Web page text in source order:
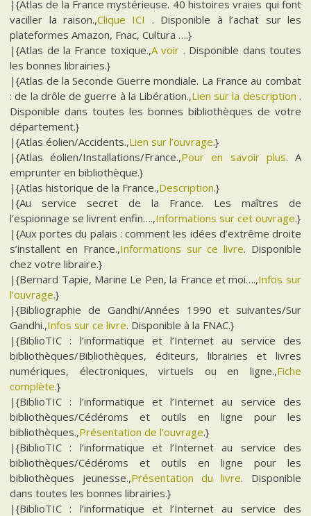
|{Atlas de la France mystérieuse. 40 histoires vraies qui font
vaciller la raison.,Clique ICI . Disponible à l’achat sur les
plateformes Amazon, Fnac, Cultura ….}
|{Atlas de la France toxique.,A voir . Disponible dans toutes
les bonnes librairies.}
|{Atlas de la Seconde Guerre mondiale. La France au combat
: de la drôle de guerre à la Libération.,Lien sur la description .
Disponible dans toutes les bonnes bibliothèques de votre
département.}
|{Atlas éolien/Accidents.,Lien sur l’ouvrage.}
|{Atlas éolien/Installations/France.,Pour en savoir plus. A
emprunter en bibliothèque.}
|{Atlas historique de la France.,Description.}
|{Au service secret de la France. Les maîtres de
l’espionnage se livrent enfin….,Informations sur cet ouvrage.}
|{Aux portes du palais : comment les idées d’extrême droite
s’installent en France.,Informations sur ce livre. Disponible
chez votre libraire.}
|{Bernard Tapie, Marine Le Pen, la France et moi….,Infos sur
l’ouvrage.}
|{Bibliographie de Gandhi/Années 1990 et suivantes/Sur
Gandhi.,Infos sur ce livre. Disponible à la FNAC.}
|{BiblioTIC : l’informatique et l’Internet au service des
bibliothèques/Bibliothèques, éditeurs, librairies et livres
numériques, électroniques, virtuels ou en ligne.,Fiche
complète.}
|{BiblioTIC : l’informatique et l’Internet au service des
bibliothèques/Cédéroms et outils en ligne pour les
bibliothèques.,Présentation de l’ouvrage.}
|{BiblioTIC : l’informatique et l’Internet au service des
bibliothèques/Cédéroms et outils en ligne pour les
bibliothèques jeunesse.,Présentation du livre. Disponible
dans toutes les bonnes librairies.}
|{BiblioTIC : l’informatique et l’Internet au service des